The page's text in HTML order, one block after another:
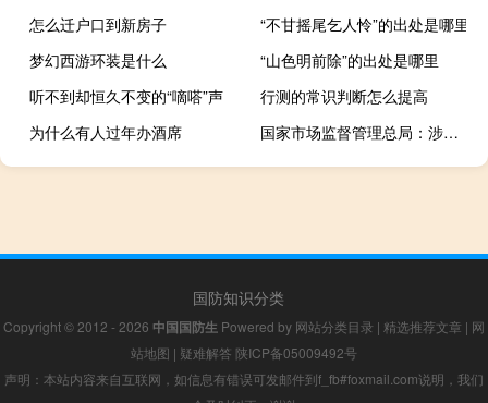
怎么迁户口到新房子
“不甘摇尾乞人怜”的出处是哪里
梦幻西游环装是什么
“山色明前除”的出处是哪里
听不到却恒久不变的“嘀嗒”声
行测的常识判断怎么提高
为什么有人过年办酒席
国家市场监督管理总局：涉企违规收费的治理已经进入深水区
国防知识分类
Copyright © 2012 - 2026 中国国防生 Powered by 网站分类目录 | 精选推荐文章 | 网
站地图 | 疑难解答 陕ICP备05009492号
声明：本站内容来自互联网，如信息有错误可发邮件到f_fb#foxmail.com说明，我们